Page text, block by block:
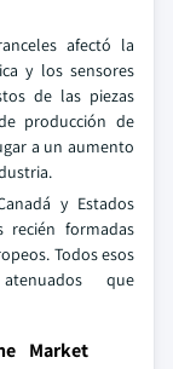
afectó la
y los sensores
de las piezas
producción de
a un aumento
y Estados
recién formadas
Todos esos
que
Market